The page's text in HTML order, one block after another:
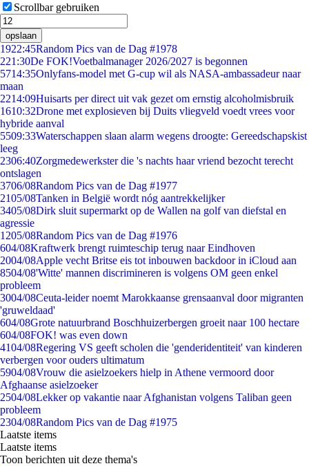
Scrollbar gebruiken
opslaan
1922:45Random Pics van de Dag #1978
221:30De FOK!Voetbalmanager 2026/2027 is begonnen
5714:35Onlyfans-model met G-cup wil als NASA-ambassadeur naar
maan
2214:09Huisarts per direct uit vak gezet om ernstig alcoholmisbruik
1610:32Drone met explosieven bij Duits vliegveld voedt vrees voor
hybride aanval
5509:33Waterschappen slaan alarm wegens droogte: Gereedschapskist
leeg
2306:40Zorgmedewerkster die 's nachts haar vriend bezocht terecht
ontslagen
3706/08Random Pics van de Dag #1977
2105/08Tanken in België wordt nóg aantrekkelijker
3405/08Dirk sluit supermarkt op de Wallen na golf van diefstal en
agressie
1205/08Random Pics van de Dag #1976
604/08Kraftwerk brengt ruimteschip terug naar Eindhoven
2004/08Apple vecht Britse eis tot inbouwen backdoor in iCloud aan
8504/08'Witte' mannen discrimineren is volgens OM geen enkel
probleem
3004/08Ceuta-leider noemt Marokkaanse grensaanval door migranten
'gruweldaad'
604/08Grote natuurbrand Boschhuizerbergen groeit naar 100 hectare
604/08FOK! was even down
4104/08Regering VS geeft scholen die 'genderidentiteit' van kinderen
verbergen voor ouders ultimatum
5904/08Vrouw die asielzoekers hielp in Athene vermoord door
Afghaanse asielzoeker
2504/08Lekker op vakantie naar Afghanistan volgens Taliban geen
probleem
2304/08Random Pics van de Dag #1975
Laatste items
Laatste items
Toon berichten uit deze thema's